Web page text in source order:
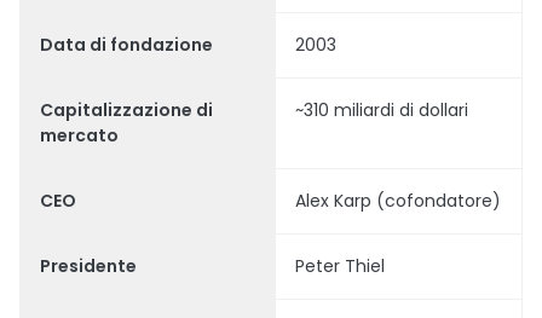
Data di fondazione 2003
Capitalizzazione di
mercato
~310 miliardi di dollari
CEO Alex Karp (cofondatore)
Presidente Peter Thiel